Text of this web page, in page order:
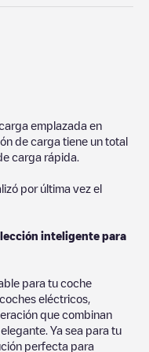
emplazada en
de carga tiene un total
carga rápida.
por última vez el
inteligente para
para tu coche
eléctricos,
que combinan
Ya sea para tu
perfecta para